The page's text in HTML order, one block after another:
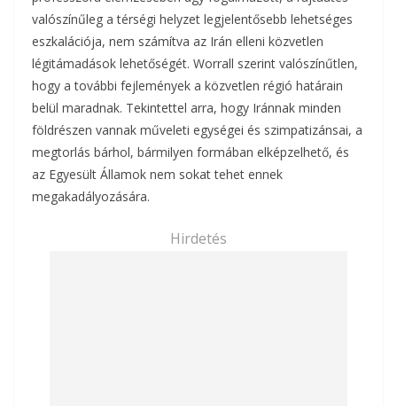
valószínűleg a térségi helyzet legjelentősebb lehetséges
eszkalációja, nem számítva az Irán elleni közvetlen
légitámadások lehetőségét. Worrall szerint valószínűtlen,
hogy a további fejlemények a közvetlen régió határain
belül maradnak. Tekintettel arra, hogy Iránnak minden
földrészen vannak műveleti egységei és szimpatizánsai, a
megtorlás bárhol, bármilyen formában elképzelhető, és
az Egyesült Államok nem sokat tehet ennek
megakadályozására.
Hirdetés